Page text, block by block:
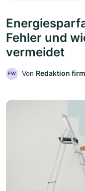
Fehler und
vermeidet
FW Von Redaktion